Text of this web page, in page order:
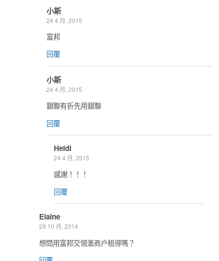
小斯
24 4 月, 2015
富邦
回覆
小斯
24 4 月, 2015
銀聯有折先用銀聯
回覆
Heidi
24 4 月, 2015
感謝！！！
回覆
Elaine
29 10 月, 2014
想問用富邦交領滙商户租得嗎？